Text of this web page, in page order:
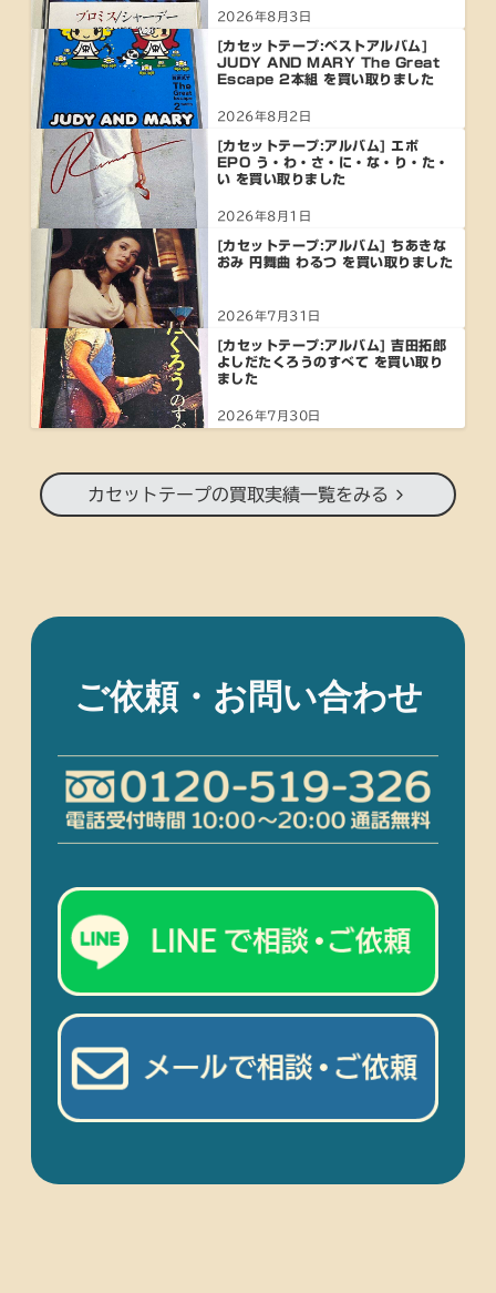
2026年8月3日
[カセットテープ:ベストアルバム]
JUDY AND MARY The Great
Escape 2本組 を買い取りました
2026年8月2日
[カセットテープ:アルバム] エポ
EPO う・わ・さ・に・な・り・た・
い を買い取りました
2026年8月1日
[カセットテープ:アルバム] ちあきな
おみ 円舞曲 わるつ を買い取りました
2026年7月31日
[カセットテープ:アルバム] 吉田拓郎
よしだたくろうのすべて を買い取り
ました
2026年7月30日
カセットテープの買取実績一覧をみる
ご依頼・お問い合わせ